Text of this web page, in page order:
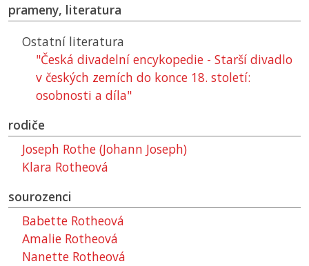
prameny, literatura
Ostatní literatura
"Česká divadelní encykopedie - Starší divadlo
v českých zemích do konce 18. století:
osobnosti a díla"
rodiče
Joseph Rothe (Johann Joseph)
Klara Rotheová
sourozenci
Babette Rotheová
Amalie Rotheová
Nanette Rotheová